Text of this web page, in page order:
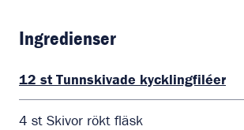
Ingredienser
12 st Tunnskivade kycklingfiléer
4 st Skivor rökt fläsk